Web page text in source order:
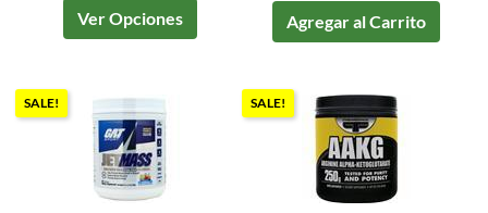
Ver Opciones Agregar al Carrito
SALE! SALE!